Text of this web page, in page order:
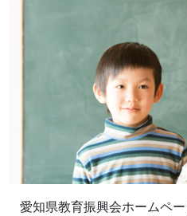
愛知県教育振興会ホームペ